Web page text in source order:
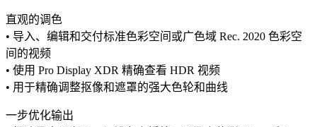
直观的调色
• 导入、编辑和交付标准色彩空间或广色域 Rec. 2020 色彩空
间的视频
• 使用 Pro Display XDR 精确查看 HDR 视频
• 用于精确调整抠像和遮罩的强大色轮和曲线
一步优化输出